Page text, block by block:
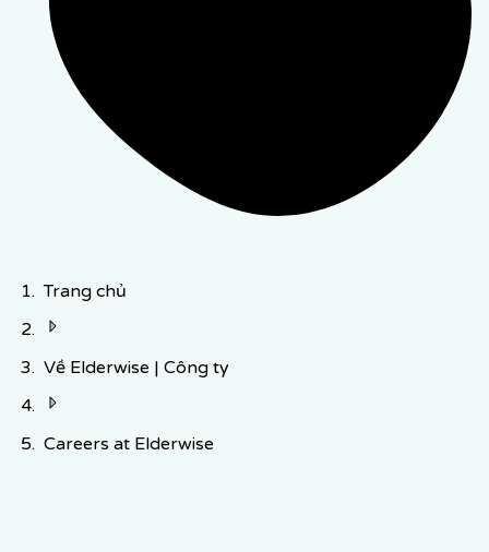
Trang chủ
Về Elderwise | Công ty
Careers at Elderwise